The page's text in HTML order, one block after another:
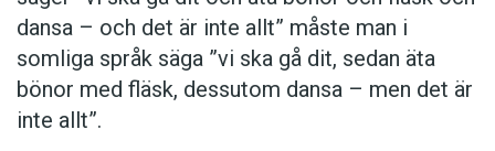
dansa – och det är inte allt” måste man i
somliga språk säga ”vi ska gå dit, sedan äta
bönor med fläsk, dessutom dansa – men det är
inte allt”.